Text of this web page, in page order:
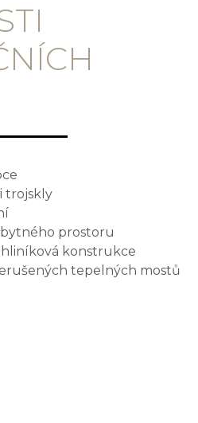
trojskly
prostoru
konstrukce
tepelných mostů